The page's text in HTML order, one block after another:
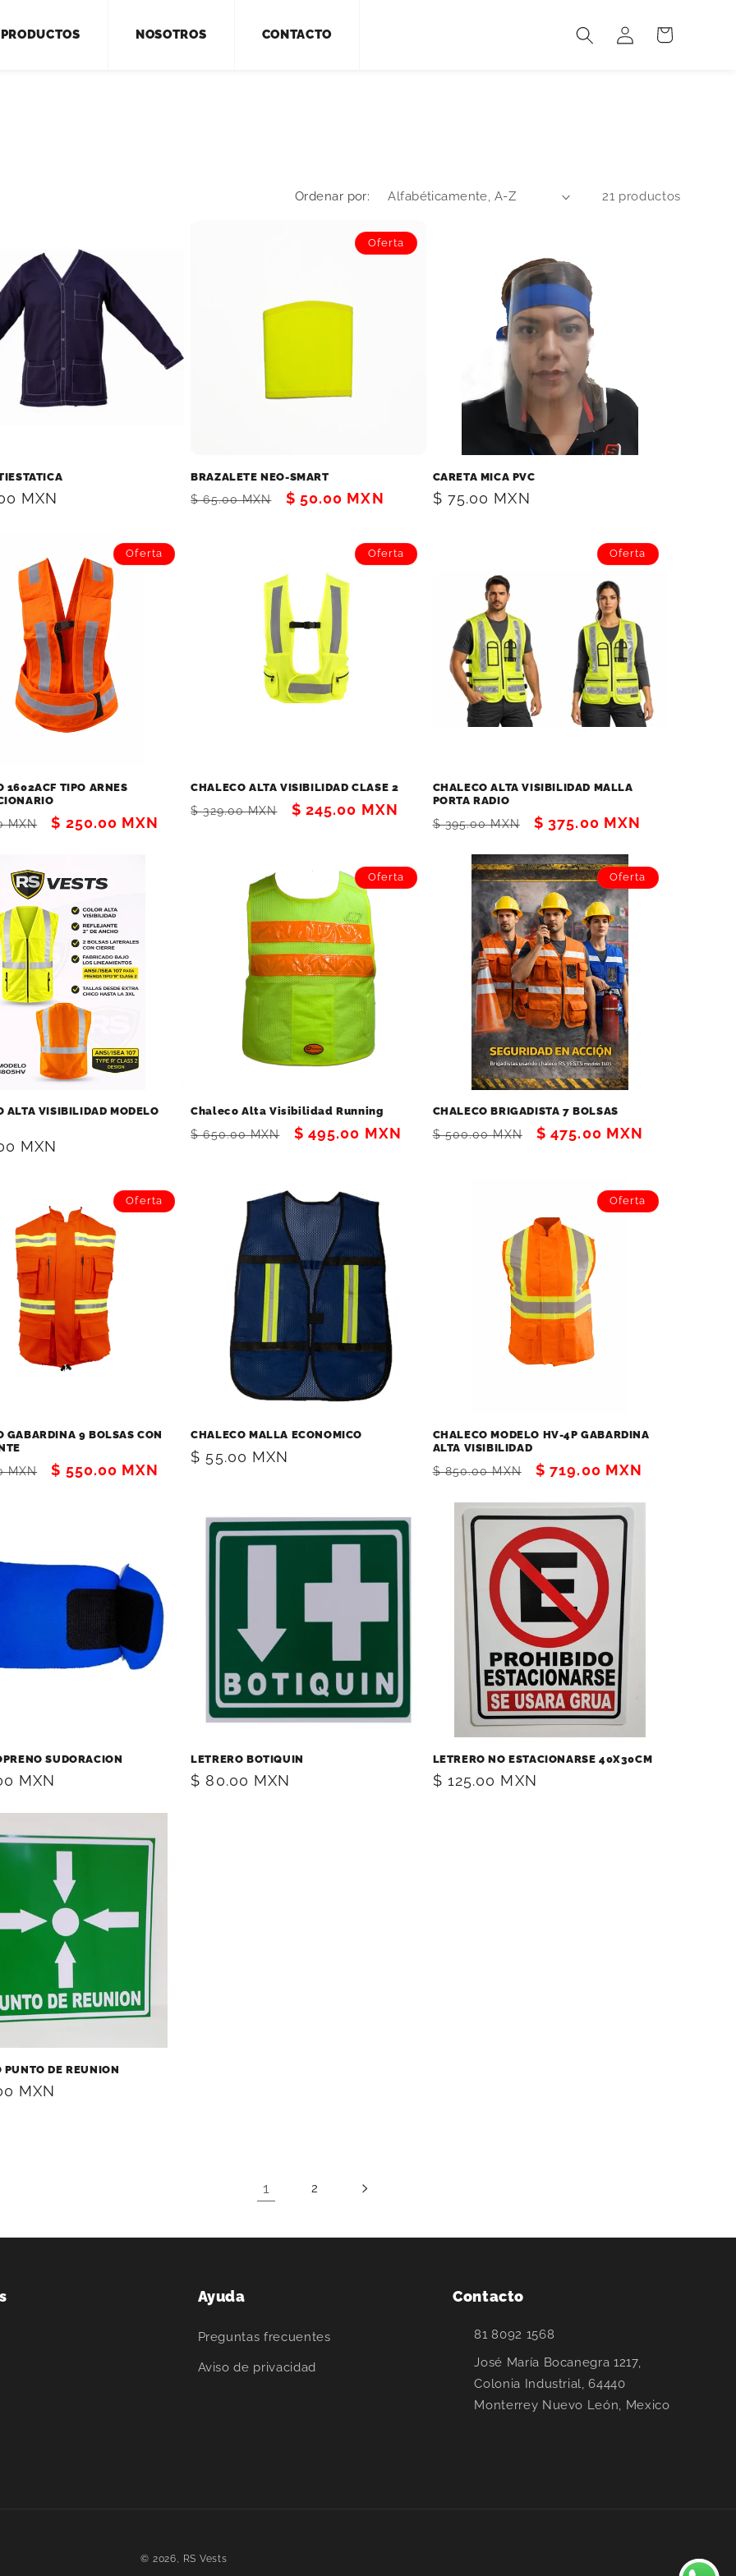
PRODUCTOS NOSOTROS CONTACTO
Iniciar
sesión
Carrito
Ordenar por: 21 productos
MXN
Oferta
BRAZALETE NEO-SMART
Precio
$ 65.00 MXN
Precio
$ 50.00 MXN
CARETA MICA PVC
Precio
$ 75.00 MXN
Oferta
1602ACF TIPO ARNES
MXN
Precio
$ 250.00 MXN
Oferta
CHALECO ALTA VISIBILIDAD CLASE 2
Precio
$ 329.00 MXN
Precio
$ 245.00 MXN
Oferta
CHALECO ALTA VISIBILIDAD MALLA
PORTA RADIO
Precio
$ 395.00 MXN
Precio
oferta
$ 375.00 MXN
ALTA VISIBILIDAD MODELO
MXN
Oferta
Chaleco Alta Visibilidad Running
Precio
$ 650.00 MXN
Precio
$ 495.00 MXN
Oferta
CHALECO BRIGADISTA 7 BOLSAS
Precio
$ 500.00 MXN
Precio
$ 475.00 MXN
Oferta
GABARDINA 9 BOLSAS CON
MXN
Precio
$ 550.00 MXN
CHALECO MALLA ECONOMICO
Precio
$ 55.00 MXN
Oferta
CHALECO MODELO HV-4P GABARDINA
ALTA VISIBILIDAD
Precio
$ 850.00 MXN
Precio
oferta
$ 719.00 MXN
SUDORACION
MXN
LETRERO BOTIQUIN
Precio
$ 80.00 MXN
LETRERO NO ESTACIONARSE 40X30CM
Precio
$ 125.00 MXN
PUNTO DE REUNION
MXN
1 2
Ayuda
Preguntas frecuentes
Aviso de privacidad
Contacto
81 8092 1568
José María Bocanegra 1217,
Colonia Industrial, 64440
Monterrey Nuevo León, Mexico
© 2026, RS Vests